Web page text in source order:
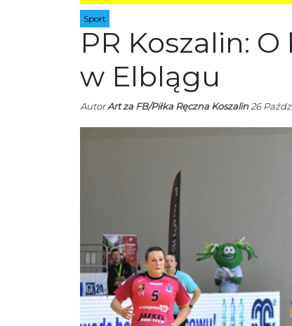
Sport
PR Koszalin:
w Elblągu
AutorArt za FB/Piłka Ręczna Koszalin26